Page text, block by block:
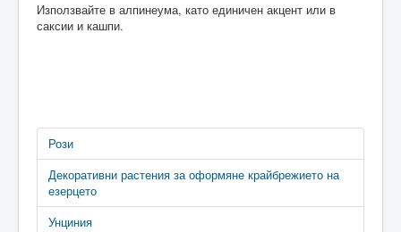
Използвайте в алпинеума, като единичен акцент или в
саксии и кашпи.
Рози
Декоративни растения за оформяне крайбрежието на
езерцето
Унциния